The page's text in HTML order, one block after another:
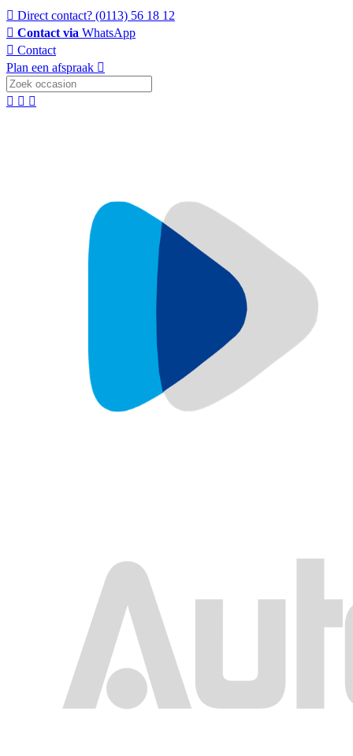
Direct contact? (0113) 56 18 12
Contact via WhatsApp
Contact
Plan een afspraak